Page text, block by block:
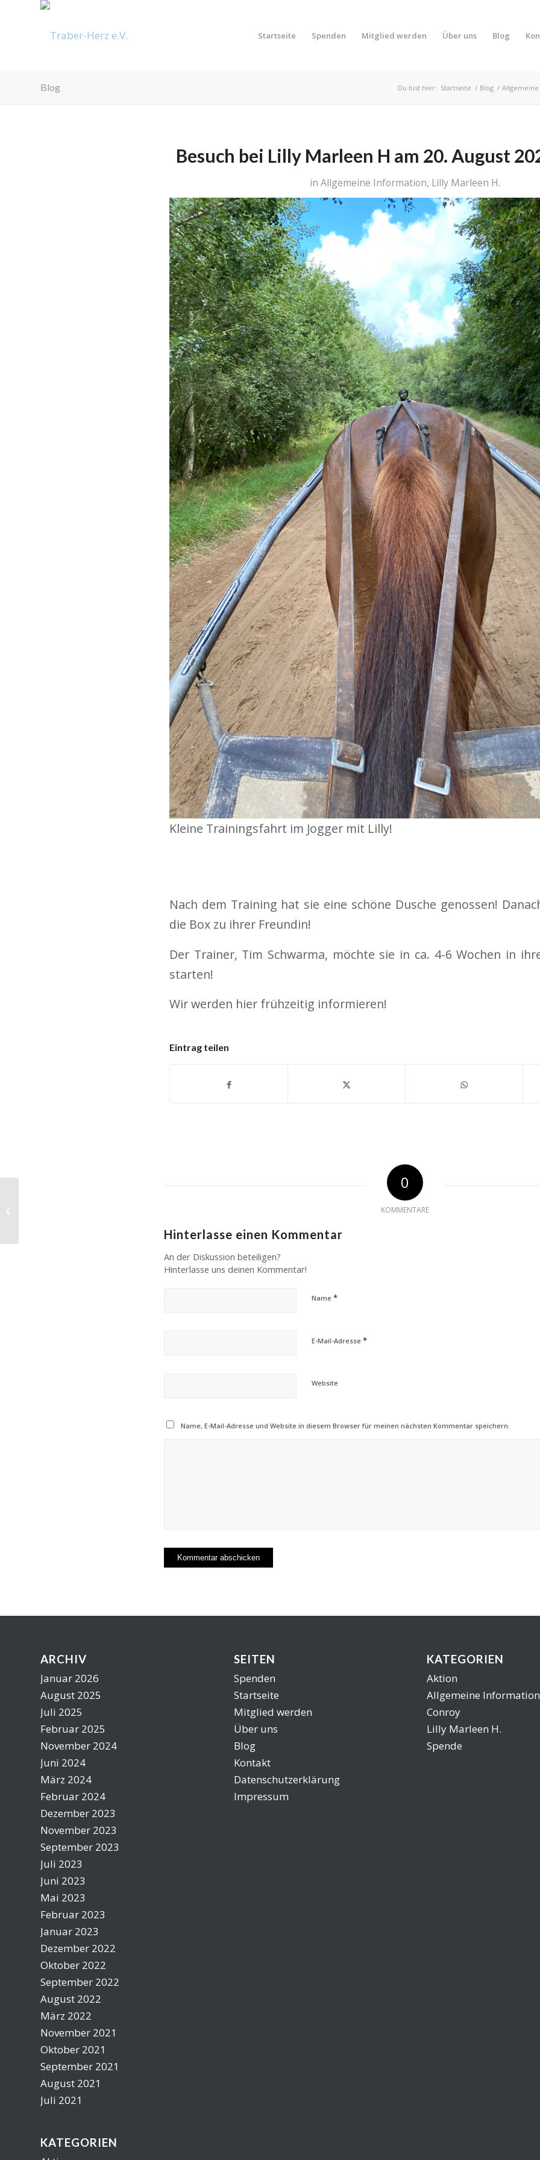
Startseite Spenden Mitglied werden Über uns Blog
Blog Du bist hier: Startseite / Blog /
Besuch bei Lilly Marleen H am 20. August
in Allgemeine Information, Lilly Marleen H.
Kleine Trainingsfahrt im Jogger mit Lilly!
Nach dem Training hat sie eine schöne Dusche genossen!
die Box zu ihrer Freundin!
Der Trainer, Tim Schwarma, möchte sie in ca. 4-6 Wochen in
starten!
Wir werden hier frühzeitig informieren!
Eintrag teilen
0
KOMMENTARE
Hinterlasse einen Kommentar
An der Diskussion beteiligen?
Hinterlasse uns deinen Kommentar!
Name *
E-Mail-Adresse *
Website
Name, E-Mail-Adresse und Website in diesem Browser für meinen nächsten Kommentar speichern.
ARCHIV
Januar 2026
August 2025
Juli 2025
Februar 2025
November 2024
Juni 2024
März 2024
Februar 2024
Dezember 2023
November 2023
September 2023
Juli 2023
Juni 2023
Mai 2023
Februar 2023
Januar 2023
Dezember 2022
Oktober 2022
September 2022
August 2022
März 2022
November 2021
Oktober 2021
September 2021
August 2021
Juli 2021
KATEGORIEN
SEITEN
Spenden
Startseite
Mitglied werden
Über uns
Blog
Kontakt
Datenschutzerklärung
Impressum
KATEGORIEN
Aktion
Allgemeine Information
Conroy
Lilly Marleen H.
Spende